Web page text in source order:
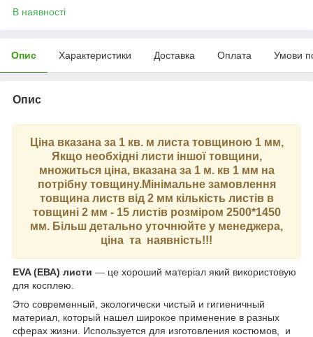
В наявності
Опис Характеристики Доставка Оплата Умови
Опис
Ціна вказана за 1 кв. м листа товщиною 1 мм,
Якщо необхідні листи іншої товщини,
множиться ціна, вказана за 1 м. кв 1 мм на
потрібну товщину.Мінімальне замовлення
товщина листв від 2 мм кількість листів в
товщині 2 мм - 15 листів розміром 2500*1450
мм. Більш детально уточнюйте у менеджера,
ціна та наявність!!!
EVA (ЕВА) листи — це хороший матеріал який використовую
для косплею.
Это современный, экологически чистый и гигиеничный
материал, который нашел широкое применение в разных
сферах жизни. Используется для изготовления костюмов, и